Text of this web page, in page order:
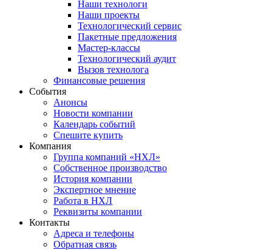
Наши технологи
Наши проекты
Технологический сервис
Пакетные предложения
Мастер-классы
Технологический аудит
Вызов технолога
Финансовые решения
События
Анонсы
Новости компании
Календарь событий
Спешите купить
Компания
Группа компаний «НХЛ»
Собственное производство
История компании
Экспертное мнение
Работа в НХЛ
Реквизиты компании
Контакты
Адреса и телефоны
Обратная связь